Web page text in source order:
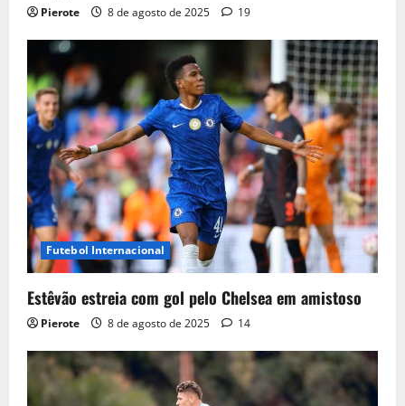
Pierote 8 de agosto de 2025 19
Futebol Internacional
Estêvão estreia com gol pelo Chelsea em amistoso
Pierote 8 de agosto de 2025 14